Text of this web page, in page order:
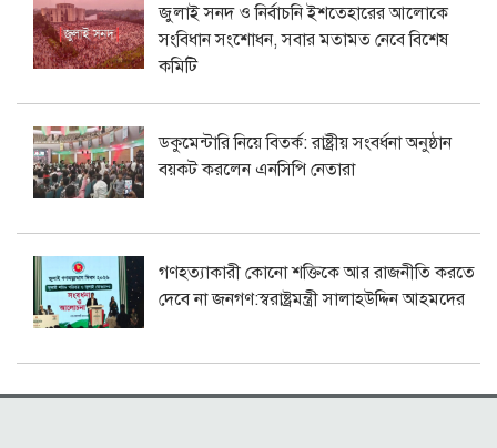
জুলাই সনদ ও নির্বাচনি ইশতেহারের আলোকে
সংবিধান সংশোধন, সবার মতামত নেবে বিশেষ
কমিটি
ডকুমেন্টারি নিয়ে বিতর্ক: রাষ্ট্রীয় সংবর্ধনা অনুষ্ঠান
বয়কট করলেন এনসিপি নেতারা
গণহত্যাকারী কোনো শক্তিকে আর রাজনীতি করতে
দেবে না জনগণ:স্বরাষ্ট্রমন্ত্রী সালাহউদ্দিন আহমদের